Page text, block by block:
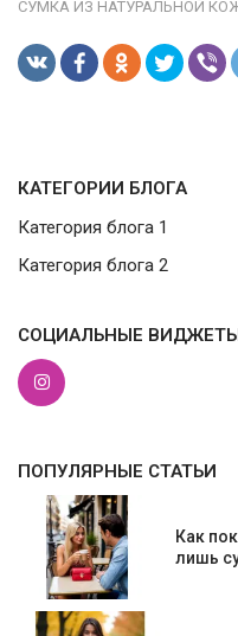
СУМКА ИЗ НАТУРАЛЬНОЙ
КАТЕГОРИИ БЛОГА
Категория блога 1
Категория блога 2
СОЦИАЛЬНЫЕ
ПОПУЛЯРНЫЕ СТАТЬИ
Как
лишь